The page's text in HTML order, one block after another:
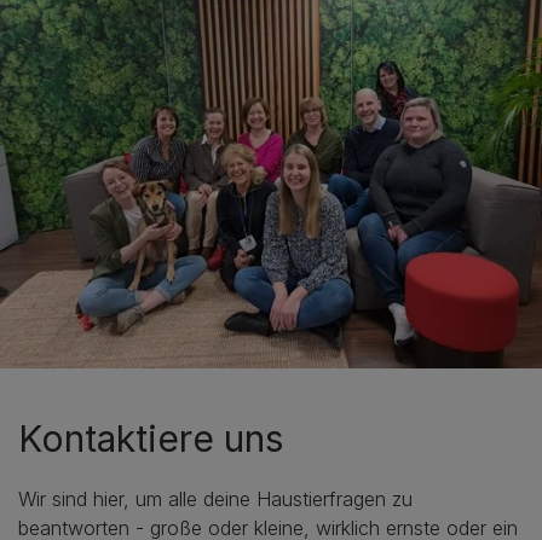
Kontaktiere uns
Wir sind hier, um alle deine Haustierfragen zu
beantworten - große oder kleine, wirklich ernste oder ein